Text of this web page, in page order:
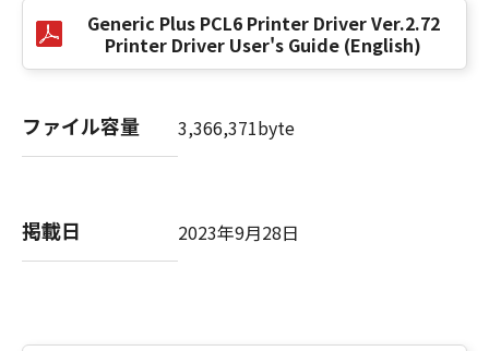
RIGHTS AND YOU MAY ALSO HAVE OTHER
RIGHTS WHICH VARY FROM STATE TO STATE
OR JURISDICTION TO JURISDICTION.
NEITHER CANON, CANON'S SUBSIDIARIES OR
AFFILIATES, THEIR DISTRIBUTORS, OR
CONTAINED IN THE SOFTWARE WILL MEET
YOUR REQUIREMENTS OR THAT THE
Generic Plus PCL6 Printer Driver Ver.2.72
Printer Driver User's Guide (English)
ファイル容量 3,366,371byte
掲載日 2023年9月28日